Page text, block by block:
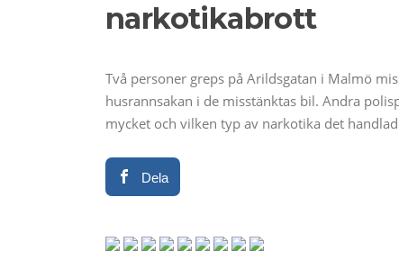
narkotikabrott
Två personer greps på Arildsgatan i Malmö
husrannsakan i de misstänktas bil. Andra
mycket och vilken typ av narkotika det
Dela